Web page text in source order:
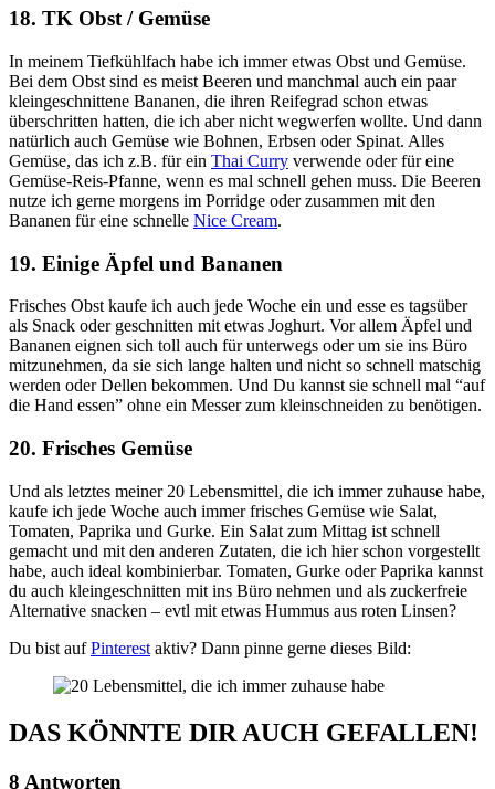
18. TK Obst / Gemüse
In meinem Tiefkühlfach habe ich immer etwas Obst und Gemüse.
Bei dem Obst sind es meist Beeren und manchmal auch ein paar
kleingeschnittene Bananen, die ihren Reifegrad schon etwas
überschritten hatten, die ich aber nicht wegwerfen wollte. Und dann
natürlich auch Gemüse wie Bohnen, Erbsen oder Spinat. Alles
Gemüse, das ich z.B. für ein Thai Curry verwende oder für eine
Gemüse-Reis-Pfanne, wenn es mal schnell gehen muss. Die Beeren
nutze ich gerne morgens im Porridge oder zusammen mit den
Bananen für eine schnelle Nice Cream.
19. Einige Äpfel und Bananen
Frisches Obst kaufe ich auch jede Woche ein und esse es tagsüber
als Snack oder geschnitten mit etwas Joghurt. Vor allem Äpfel und
Bananen eignen sich toll auch für unterwegs oder um sie ins Büro
mitzunehmen, da sie sich lange halten und nicht so schnell matschig
werden oder Dellen bekommen. Und Du kannst sie schnell mal “auf
die Hand essen” ohne ein Messer zum kleinschneiden zu benötigen.
20. Frisches Gemüse
Und als letztes meiner 20 Lebensmittel, die ich immer zuhause habe,
kaufe ich jede Woche auch immer frisches Gemüse wie Salat,
Tomaten, Paprika und Gurke. Ein Salat zum Mittag ist schnell
gemacht und mit den anderen Zutaten, die ich hier schon vorgestellt
habe, auch ideal kombinierbar. Tomaten, Gurke oder Paprika kannst
du auch kleingeschnitten mit ins Büro nehmen und als zuckerfreie
Alternative snacken – evtl mit etwas Hummus aus roten Linsen?
Du bist aufPinterest aktiv? Dann pinne gerne dieses Bild:
DAS KÖNNTE DIR AUCH GEFALLEN!
8 Antworten